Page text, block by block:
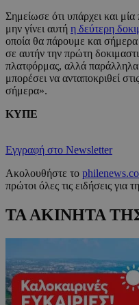
Σημείωσε ότι υπάρχει και
μην γίνει αυτή η δεύτερη
οποία θα πάρουμε και
σε αυτήν την πρώτη
πλατφόρμας, αλλά
μπορέσει να ανταποκριθεί
σήμερα».
ΚΥΠΕ
Εγγραφή στο Newsletter
Ακολουθήστε το
πρώτοι όλες τις ειδήσεις
ΤΑ ΑΚΙΝΗΤΑ